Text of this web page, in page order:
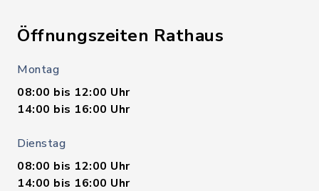
Öffnungszeiten Rathaus
Montag
08:00 bis 12:00 Uhr
14:00 bis 16:00 Uhr
Dienstag
08:00 bis 12:00 Uhr
14:00 bis 16:00 Uhr